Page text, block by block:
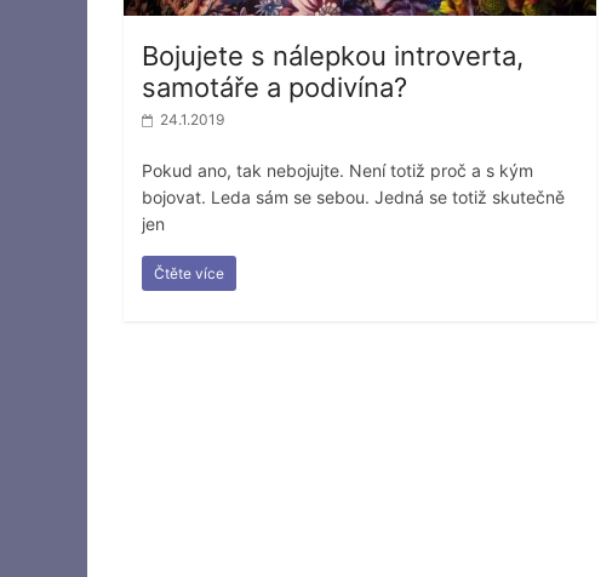
Bojujete s nálepkou introverta,
samotáře a podivína?
24.1.2019
Pokud ano, tak nebojujte. Není totiž proč a s kým
bojovat. Leda sám se sebou. Jedná se totiž skutečně
jen
Čtěte více